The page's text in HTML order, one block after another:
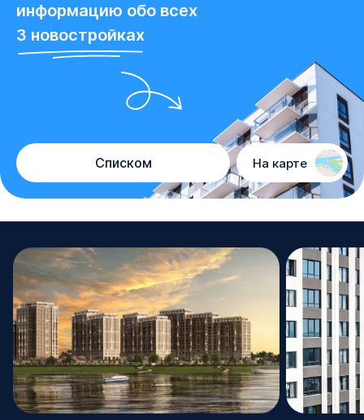
информацию обо всех
3 новостройках
Списком На карте